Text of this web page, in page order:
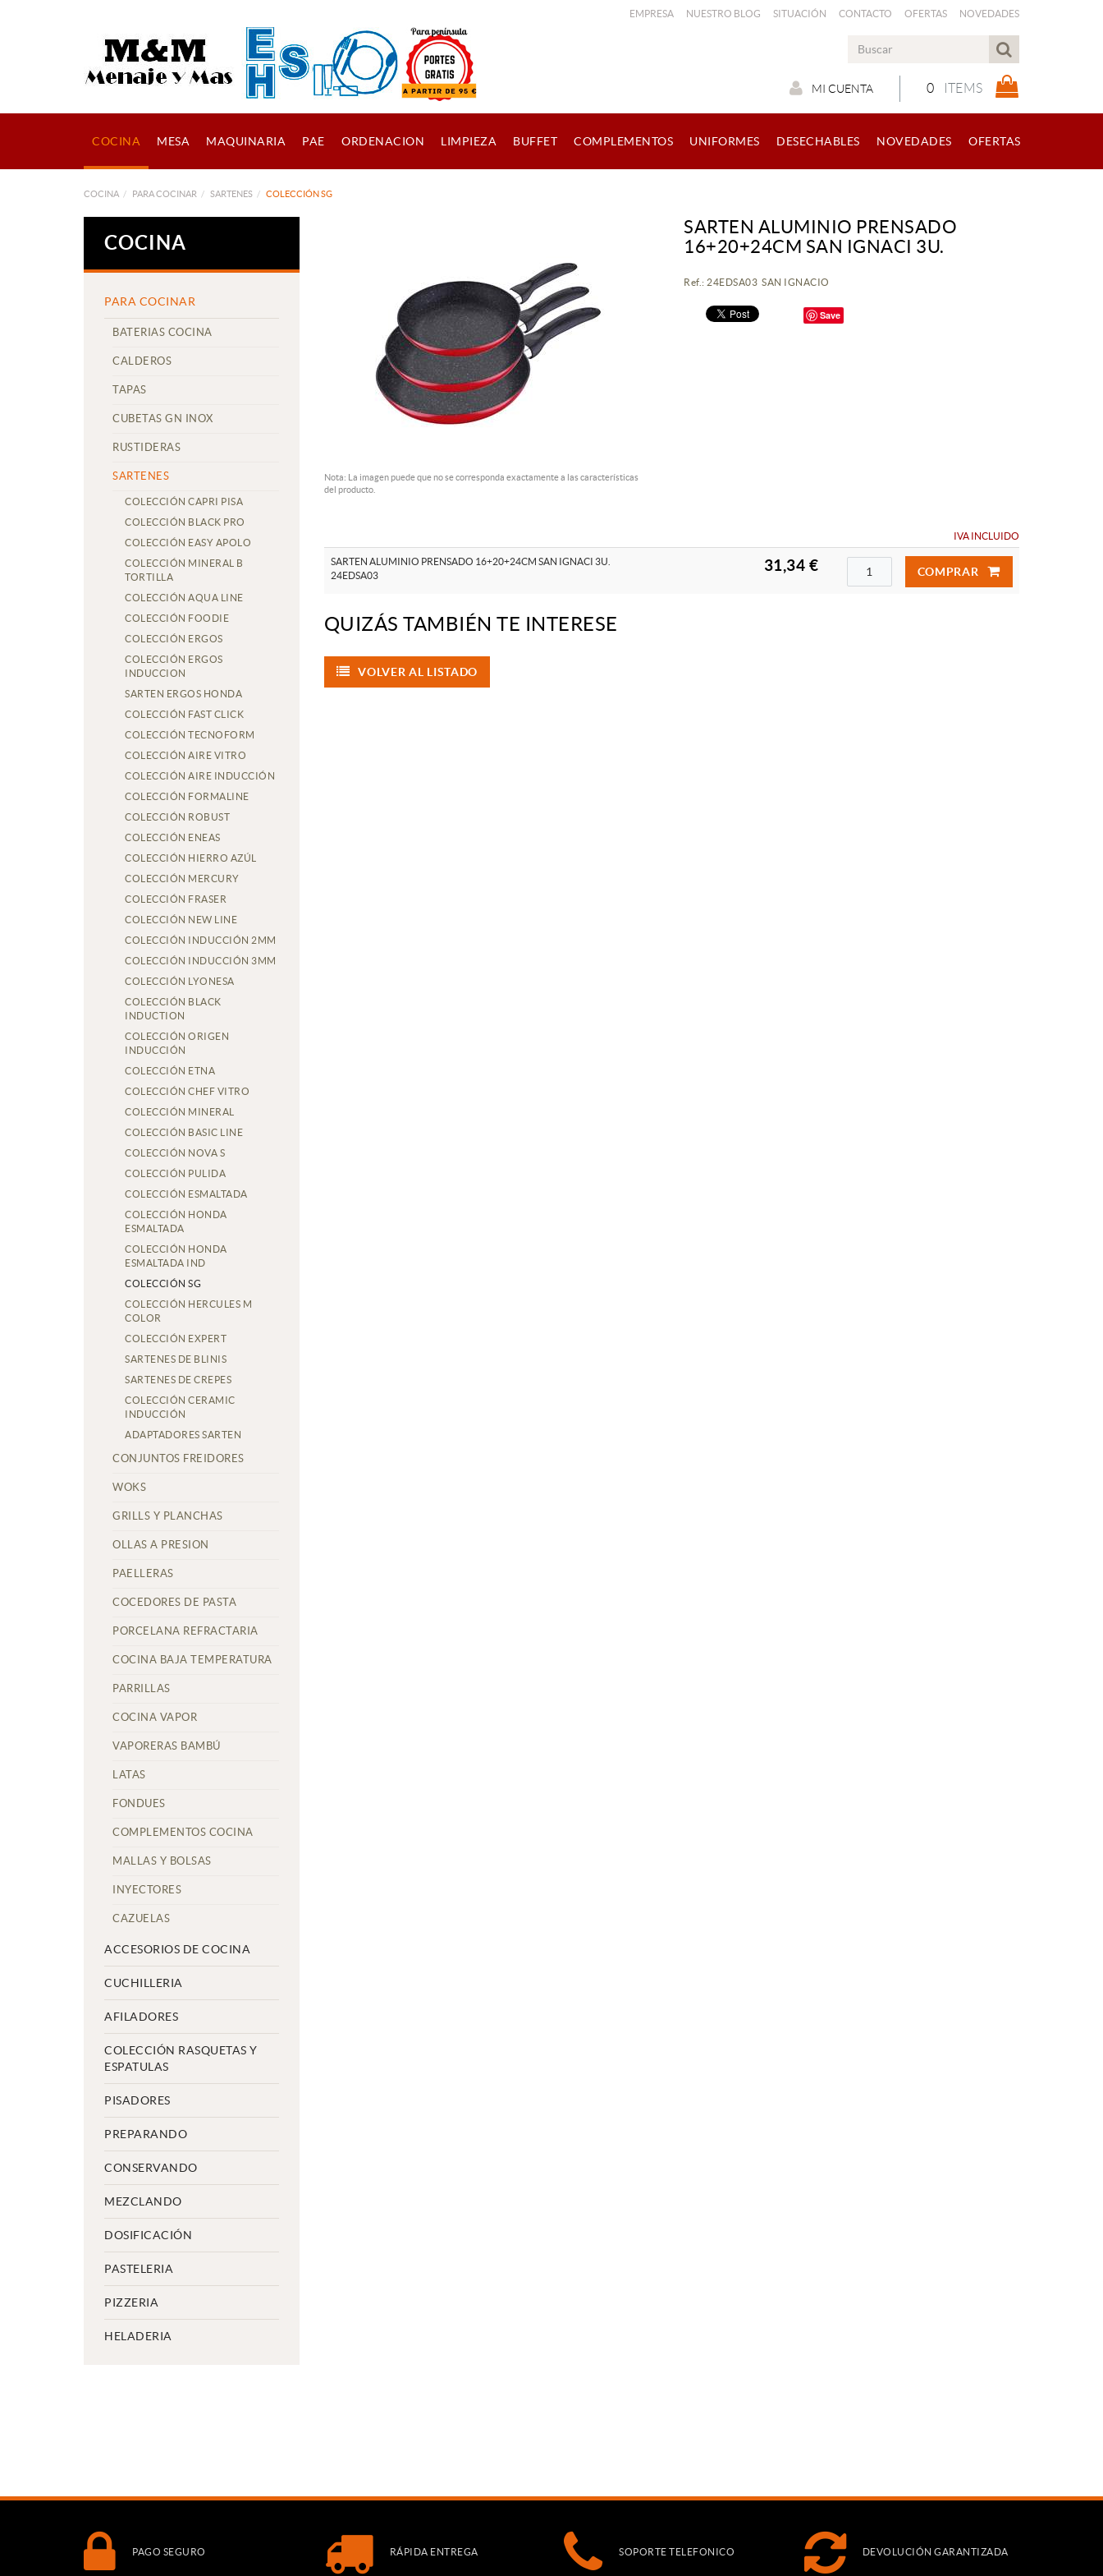
EMPRESA NUESTRO BLOG SITUACIÓN CONTACTO OFERTAS NOVEDADES
0 ITEMS
MI CUENTA
COCINA MESA MAQUINARIA PAE ORDENACION LIMPIEZA BUFFET COMPLEMENTOS UNIFORMES DESECHABLES NOVEDADES OFERTAS
COCINA PARA COCINAR SARTENES COLECCIÓN SG
COCINA
PARA COCINAR
BATERIAS COCINA
CALDEROS
TAPAS
CUBETAS GN INOX
RUSTIDERAS
SARTENES
COLECCIÓN CAPRI PISA
COLECCIÓN BLACK PRO
COLECCIÓN EASY APOLO
COLECCIÓN MINERAL B
TORTILLA
COLECCIÓN AQUA LINE
COLECCIÓN FOODIE
COLECCIÓN ERGOS
COLECCIÓN ERGOS
INDUCCION
SARTEN ERGOS HONDA
COLECCIÓN FAST CLICK
COLECCIÓN TECNOFORM
COLECCIÓN AIRE VITRO
COLECCIÓN AIRE INDUCCIÓN
COLECCIÓN FORMALINE
COLECCIÓN ROBUST
COLECCIÓN ENEAS
COLECCIÓN HIERRO AZÚL
COLECCIÓN MERCURY
COLECCIÓN FRASER
COLECCIÓN NEW LINE
COLECCIÓN INDUCCIÓN 2MM
COLECCIÓN INDUCCIÓN 3MM
COLECCIÓN LYONESA
COLECCIÓN BLACK
INDUCTION
COLECCIÓN ORIGEN
INDUCCIÓN
COLECCIÓN ETNA
COLECCIÓN CHEF VITRO
COLECCIÓN MINERAL
COLECCIÓN BASIC LINE
COLECCIÓN NOVA S
COLECCIÓN PULIDA
COLECCIÓN ESMALTADA
COLECCIÓN HONDA
ESMALTADA
COLECCIÓN HONDA
ESMALTADA IND
COLECCIÓN SG
COLECCIÓN HERCULES M
COLOR
COLECCIÓN EXPERT
SARTENES DE BLINIS
SARTENES DE CREPES
COLECCIÓN CERAMIC
INDUCCIÓN
ADAPTADORES SARTEN
CONJUNTOS FREIDORES
WOKS
GRILLS Y PLANCHAS
OLLAS A PRESION
PAELLERAS
COCEDORES DE PASTA
PORCELANA REFRACTARIA
COCINA BAJA TEMPERATURA
PARRILLAS
COCINA VAPOR
VAPORERAS BAMBÚ
LATAS
FONDUES
COMPLEMENTOS COCINA
MALLAS Y BOLSAS
INYECTORES
CAZUELAS
ACCESORIOS DE COCINA
CUCHILLERIA
AFILADORES
COLECCIÓN RASQUETAS Y
ESPATULAS
PISADORES
PREPARANDO
CONSERVANDO
MEZCLANDO
DOSIFICACIÓN
PASTELERIA
PIZZERIA
HELADERIA
Nota: La imagen puede que no se corresponda exactamente a las características
del producto.
SARTEN ALUMINIO PRENSADO
16+20+24CM SAN IGNACI 3U.
Ref.: 24EDSA03 SAN IGNACIO
Save
IVA INCLUIDO
SARTEN ALUMINIO PRENSADO 16+20+24CM SAN IGNACI 3U.
24EDSA03
31,34 € COMPRAR
QUIZÁS TAMBIÉN TE INTERESE
VOLVER AL LISTADO
PAGO SEGURO RÁPIDA ENTREGA SOPORTE TELEFONICO DEVOLUCIÓN GARANTIZADA